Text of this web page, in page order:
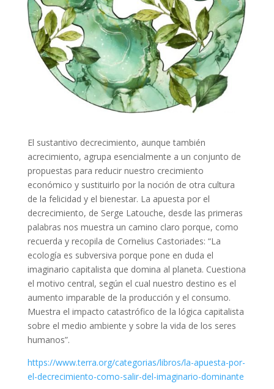
El sustantivo decrecimiento, aunque también
acrecimiento, agrupa esencialmente a un conjunto de
propuestas para reducir nuestro crecimiento
económico y sustituirlo por la noción de otra cultura
de la felicidad y el bienestar. La apuesta por el
decrecimiento, de Serge Latouche, desde las primeras
palabras nos muestra un camino claro porque, como
recuerda y recopila de Cornelius Castoriades: “La
ecología es subversiva porque pone en duda el
imaginario capitalista que domina al planeta. Cuestiona
el motivo central, según el cual nuestro destino es el
aumento imparable de la producción y el consumo.
Muestra el impacto catastrófico de la lógica capitalista
sobre el medio ambiente y sobre la vida de los seres
humanos”.
https://www.terra.org/categorias/libros/la-apuesta-por-
el-decrecimiento-como-salir-del-imaginario-dominante